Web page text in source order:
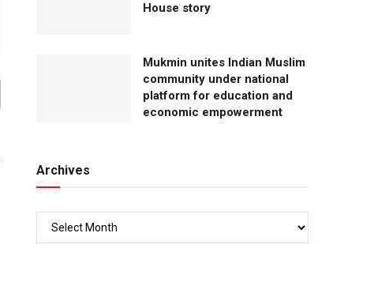
House story
Mukmin unites Indian Muslim
community under national
platform for education and
economic empowerment
Archives